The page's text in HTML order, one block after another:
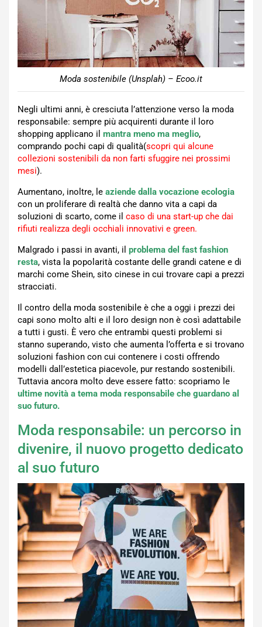
Moda sostenibile (Unsplah) – Ecoo.it
Negli ultimi anni, è cresciuta l’attenzione verso la moda
responsabile: sempre più acquirenti durante il loro
shopping applicano il mantra meno ma meglio,
comprando pochi capi di qualità(scopri qui alcune
collezioni sostenibili da non farti sfuggire nei prossimi
mesi).
Aumentano, inoltre, le aziende dalla vocazione ecologia
con un proliferare di realtà che danno vita a capi da
soluzioni di scarto, come il caso di una start-up che dai
rifiuti realizza degli occhiali innovativi e green.
Malgrado i passi in avanti, il problema del fast fashion
resta, vista la popolarità costante delle grandi catene e di
marchi come Shein, sito cinese in cui trovare capi a prezzi
stracciati.
Il contro della moda sostenibile è che a oggi i prezzi dei
capi sono molto alti e il loro design non è così adattabile
a tutti i gusti. È vero che entrambi questi problemi si
stanno superando, visto che aumenta l’offerta e si trovano
soluzioni fashion con cui contenere i costi offrendo
modelli dall’estetica piacevole, pur restando sostenibili.
Tuttavia ancora molto deve essere fatto: scopriamo le
ultime novità a tema moda responsabile che guardano al
suo futuro.
Moda responsabile: un percorso in
divenire, il nuovo progetto dedicato
al suo futuro